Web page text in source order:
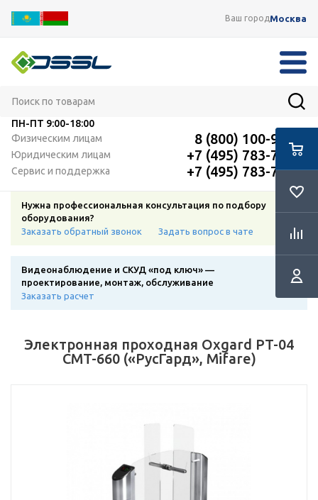
Ваш городМосква
ПН-ПТ 9:00-18:00
Физическим лицам
8 (800) 100-91-12
Юридическим лицам +7 (495) 783-72-87
Сервис и поддержка +7 (495) 783-72-87
Нужна профессиональная консультация по подбору
оборудования?
Заказать обратный звонок
Задать вопрос в чате
Видеонаблюдение и СКУД «под ключ» —
проектирование, монтаж, обслуживание
Заказать расчет
Электронная проходная Oxgard PT-04
CMT-660 («РусГард», Mifare)